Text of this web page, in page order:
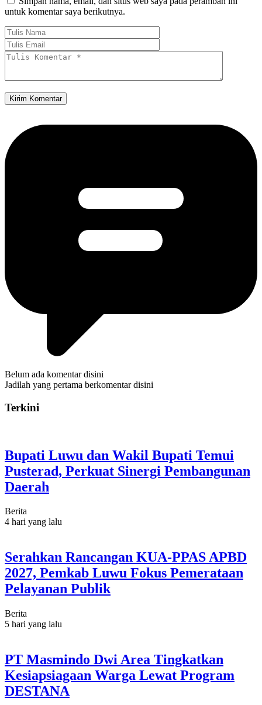
untuk komentar saya berikutnya.
Belum ada komentar disini
Jadilah yang pertama berkomentar disini
Terkini
Bupati Luwu dan Wakil Bupati Temui
Pusterad, Perkuat Sinergi Pembangunan
Daerah
Berita
4 hari yang lalu
Serahkan Rancangan KUA-PPAS APBD
2027, Pemkab Luwu Fokus Pemerataan
Pelayanan Publik
Berita
5 hari yang lalu
PT Masmindo Dwi Area Tingkatkan
Kesiapsiagaan Warga Lewat Program
DESTANA